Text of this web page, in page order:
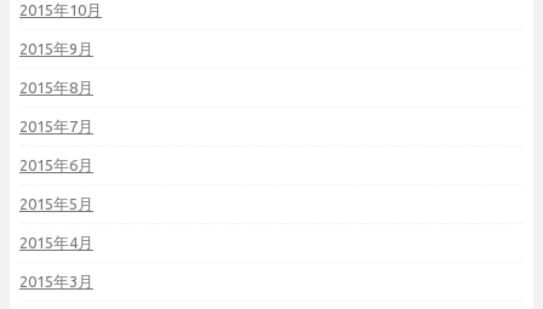
2015年10月
2015年9月
2015年8月
2015年7月
2015年6月
2015年5月
2015年4月
2015年3月